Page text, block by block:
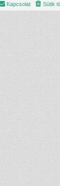
Sütik
Kapcsolat